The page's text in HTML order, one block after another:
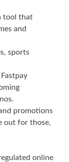
tool that
and
sports
promotions
out for those,
online